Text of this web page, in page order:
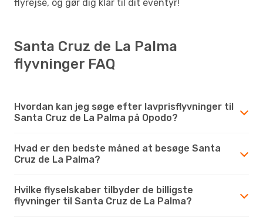
flyrejse, og gør dig klar til dit eventyr!
Santa Cruz de La Palma
flyvninger FAQ
Hvordan kan jeg søge efter lavprisflyvninger til
Santa Cruz de La Palma på Opodo?
Hvad er den bedste måned at besøge Santa
Cruz de La Palma?
Hvilke flyselskaber tilbyder de billigste
flyvninger til Santa Cruz de La Palma?